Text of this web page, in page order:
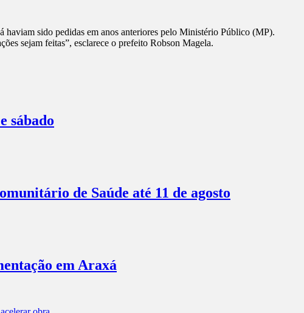
haviam sido pedidas em anos anteriores pelo Ministério Público (MP).
sejam feitas”, esclarece o prefeito Robson Magela.
sábado
de Saúde até 11 de agosto
em Araxá